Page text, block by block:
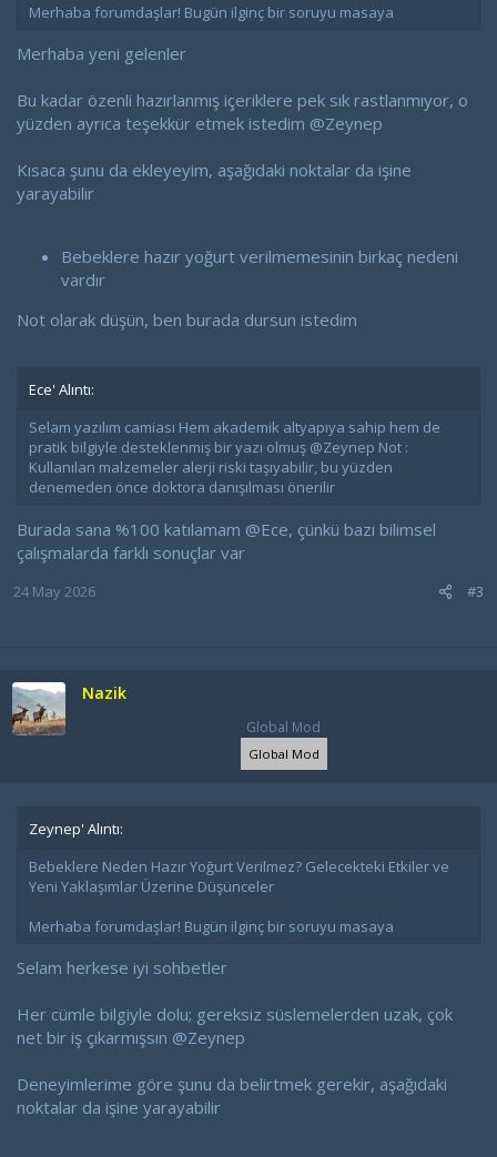
Merhaba forumdaşlar! Bugün ilginç bir soruyu masaya
Merhaba yeni gelenler
Bu kadar özenli hazırlanmış içeriklere pek sık rastlanmıyor, o
yüzden ayrıca teşekkür etmek istedim @Zeynep
Kısaca şunu da ekleyeyim, aşağıdaki noktalar da işine
yarayabilir
Bebeklere hazır yoğurt verilmemesinin birkaç nedeni
vardır
Not olarak düşün, ben burada dursun istedim
Ece' Alıntı:
Selam yazılım camiası Hem akademik altyapıya sahip hem de
pratik bilgiyle desteklenmiş bir yazı olmuş @Zeynep Not :
Kullanılan malzemeler alerji riski taşıyabilir, bu yüzden
denemeden önce doktora danışılması önerilir
Burada sana %100 katılamam @Ece, çünkü bazı bilimsel
çalışmalarda farklı sonuçlar var
#3
24 May 2026
Nazik
Global Mod
Global Mod
Zeynep' Alıntı:
Bebeklere Neden Hazır Yoğurt Verilmez? Gelecekteki Etkiler ve
Yeni Yaklaşımlar Üzerine Düşünceler
Merhaba forumdaşlar! Bugün ilginç bir soruyu masaya
Selam herkese iyi sohbetler
Her cümle bilgiyle dolu; gereksiz süslemelerden uzak, çok
net bir iş çıkarmışsın @Zeynep
Deneyimlerime göre şunu da belirtmek gerekir, aşağıdaki
noktalar da işine yarayabilir